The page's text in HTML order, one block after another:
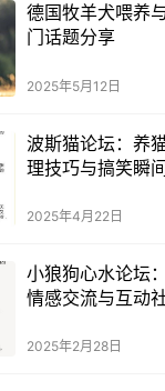
德国牧羊犬喂养
门话题分享
2025年5月12日
波斯猫论坛：养
理技巧与搞笑瞬
2025年4月22日
小狼狗心水论坛
情感交流与互动
2025年2月28日